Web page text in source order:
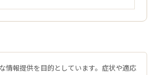
情報提供を目的としています。症状や適応